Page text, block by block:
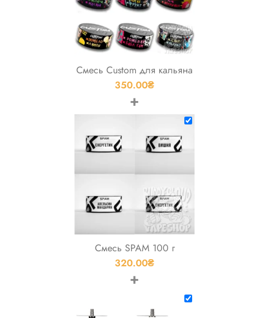
Смесь Custom для кальяна
350.00₴
+
Смесь SPAM 100 г
320.00₴
+